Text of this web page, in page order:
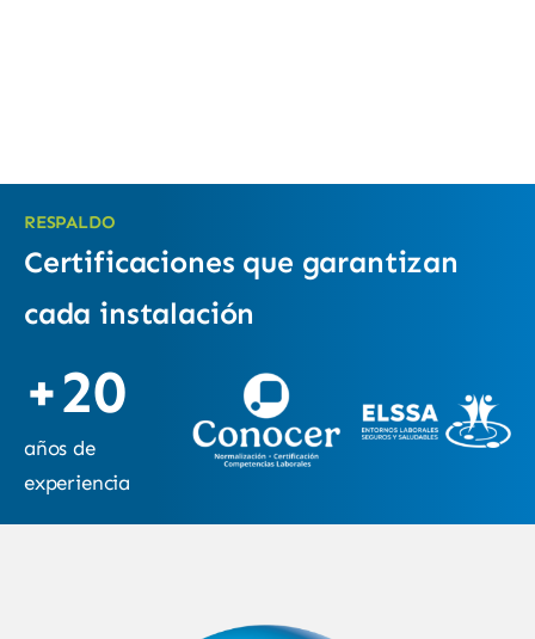
RESPALDO
Certificaciones que garantizan
cada instalación
+20
años de
experiencia